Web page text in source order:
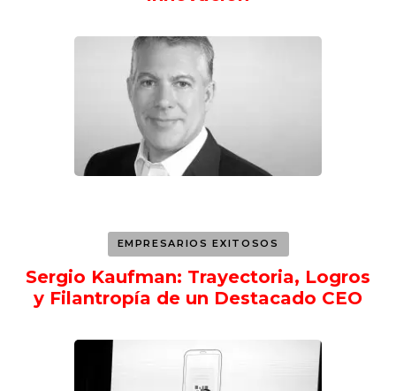
EMPRESARIOS EXITOSOS
Sergio Kaufman: Trayectoria, Logros
y Filantropía de un Destacado CEO